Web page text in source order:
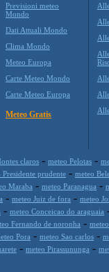
Previsioni meteo
Mondo
Dati Attuali Mondo
Clima Mondo
Meteo Europa
Carte Meteo Mondo
Carte Meteo Europa
Meteo Gratis
claros - meteo Pelotas -
Presidente prudente - meteo
Maraba - meteo Paranagua -
- meteo Juiz de fora - meteo
- meteo Conceicao do araguaia
Fernando de noronha -
Pora - meteo Sao carlos -
- meteo Pirassununga -